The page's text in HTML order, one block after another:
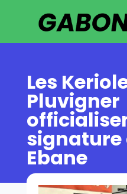
Les
Pluvigner
signature
Ebane